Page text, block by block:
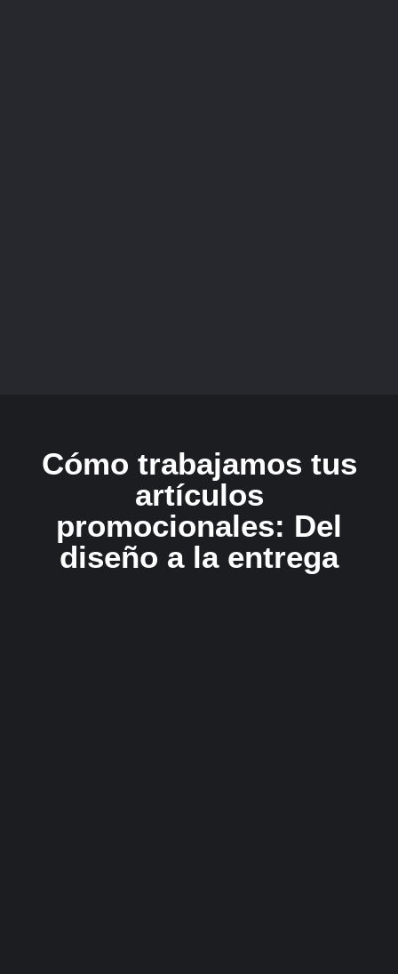
Cómo trabajamos tus
artículos
promocionales: Del
diseño a la entrega